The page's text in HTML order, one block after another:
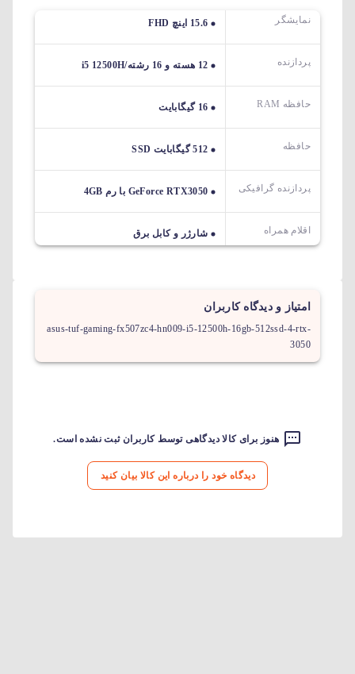
نمایشگر 15.6 اینچ FHD
پردازنده 12 هسته و 16 رشته/i5 12500H
حافظه RAM 16 گیگابایت
حافظه 512 گیگابایت SSD
پردازنده گرافیکی GeForce RTX3050 با رم 4GB
اقلام همراه شارژر و کابل برق
امتیاز و دیدگاه کاربران
asus-tuf-gaming-fx507zc4-hn009-i5-12500h-16gb-512ssd-4-rtx-
3050
هنوز برای کالا دیدگاهی توسط کاربران ثبت نشده است.
دیدگاه خود را درباره این کالا بیان کنید